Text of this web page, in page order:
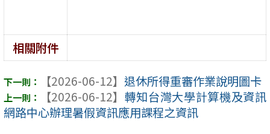
相關附件
【2026-06-12】 退休所得重審作業說明圖卡
【2026-06-12】 轉知台灣大學計算機及資訊
網路中心辦理暑假資訊應用課程之資訊